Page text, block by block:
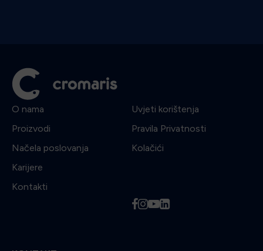
O nama
Proizvodi
Načela poslovanja
Karijere
Kontakti
Uvjeti korištenja
Pravila Privatnosti
Kolačići
fiyl